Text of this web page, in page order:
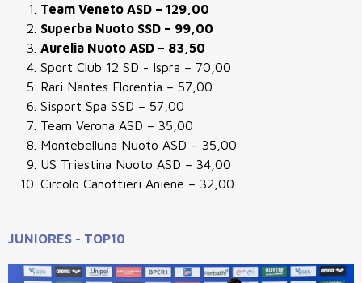
Team Veneto ASD – 129,00
Superba Nuoto SSD – 99,00
Aurelia Nuoto ASD – 83,50
Sport Club 12 SD - Ispra – 70,00
Rari Nantes Florentia – 57,00
Sisport Spa SSD – 57,00
Team Verona ASD – 35,00
Montebelluna Nuoto ASD – 35,00
US Triestina Nuoto ASD – 34,00
Circolo Canottieri Aniene – 32,00
JUNIORES - TOP10